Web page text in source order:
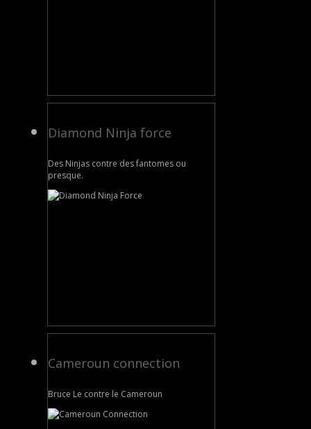
Diamond Ninja force
Des Ninjas contre des fantomes ou
presque.
Cameroun connection
Bruce Le contre le Cameroun